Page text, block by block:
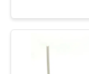
VIAJE